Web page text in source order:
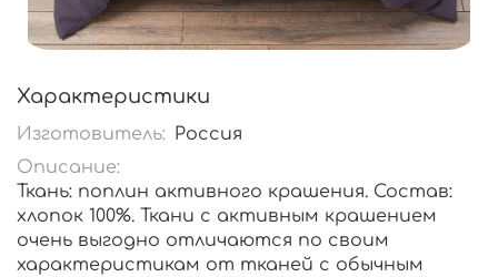
Характеристики
Изготовитель: Россия
Описание:
Ткань: поплин активного крашения. Состав:
хлопок 100%. Ткани с активным крашением
очень выгодно отличаются по своим
характеристикам от тканей с обычным